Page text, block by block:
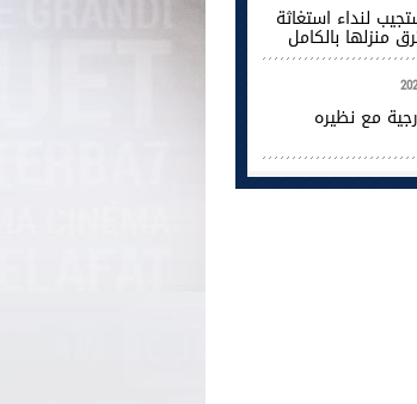
لنداء استغاثة
منزلها بالكامل
مع نظيره